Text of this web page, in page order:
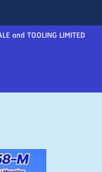
and TOOLING LIMITED